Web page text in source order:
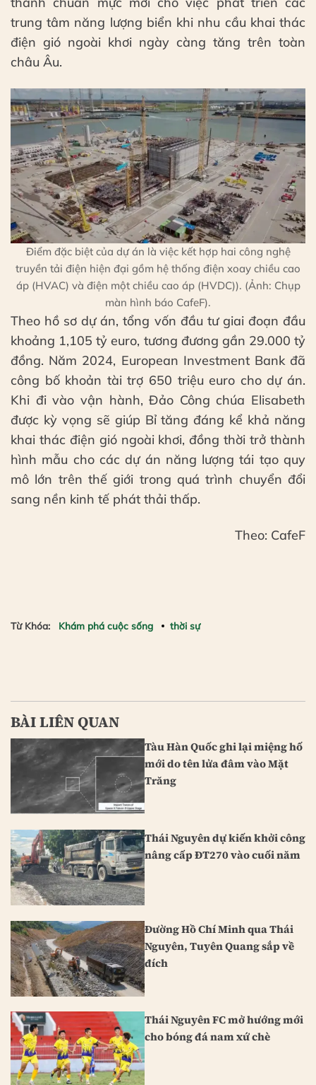
trung tâm năng lượng biển khi nhu cầu khai thác
điện gió ngoài khơi ngày càng tăng trên toàn
châu Âu.
Điểm đặc biệt của dự án là việc kết hợp hai công nghệ
truyền tải điện hiện đại gồm hệ thống điện xoay chiều cao
áp (HVAC) và điện một chiều cao áp (HVDC)). (Ảnh: Chụp
màn hình báo CafeF).
Theo hồ sơ dự án, tổng vốn đầu tư giai đoạn đầu
khoảng 1,105 tỷ euro, tương đương gần 29.000 tỷ
đồng. Năm 2024, European Investment Bank đã
công bố khoản tài trợ 650 triệu euro cho dự án.
Khi đi vào vận hành, Đảo Công chúa Elisabeth
được kỳ vọng sẽ giúp Bỉ tăng đáng kể khả năng
khai thác điện gió ngoài khơi, đồng thời trở thành
hình mẫu cho các dự án năng lượng tái tạo quy
mô lớn trên thế giới trong quá trình chuyển đổi
sang nền kinh tế phát thải thấp.
Theo: CafeF
Từ Khóa: Khám phá cuộc sống thời sự
BÀI LIÊN QUAN
Tàu Hàn Quốc ghi lại miệng hố
mới do tên lửa đâm vào Mặt
Trăng
Thái Nguyên dự kiến khởi công
nâng cấp ĐT270 vào cuối năm
Đường Hồ Chí Minh qua Thái
Nguyên, Tuyên Quang sắp về
đích
Thái Nguyên FC mở hướng mới
cho bóng đá nam xứ chè